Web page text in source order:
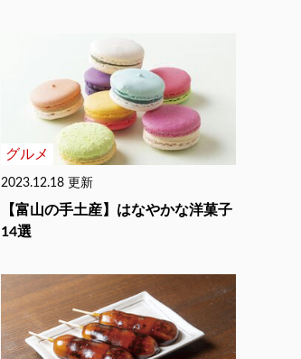
グルメ
2023.12.18 更新
【富山の手土産】はなやかな洋菓子
14選